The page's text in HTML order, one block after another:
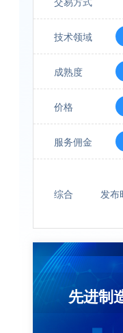
技术领域
成熟度
价格
服务佣金
综合 发
先进制